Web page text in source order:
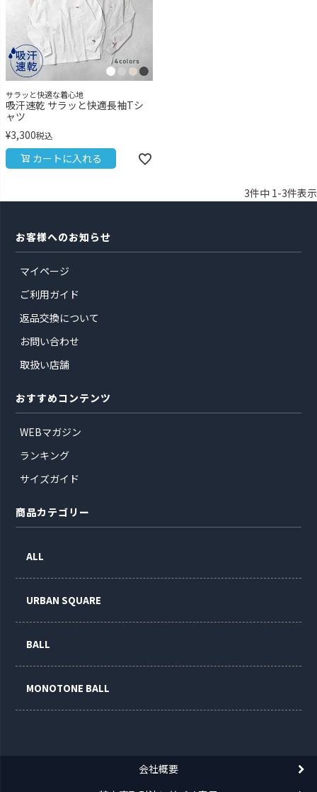
サラッと快適な着心地
吸汗速乾 サラッと快適長袖Tシ
ャツ
¥3,300税込
カートに入れる
3件中 1-3件表示
お客様へのお知らせ
マイページ
ご利用ガイド
返品交換について
お問い合わせ
取扱い店舗
おすすめコンテンツ
WEBマガジン
ランキング
サイズガイド
商品カテゴリー
ALL
URBAN SQUARE
BALL
MONOTONE BALL
会社概要